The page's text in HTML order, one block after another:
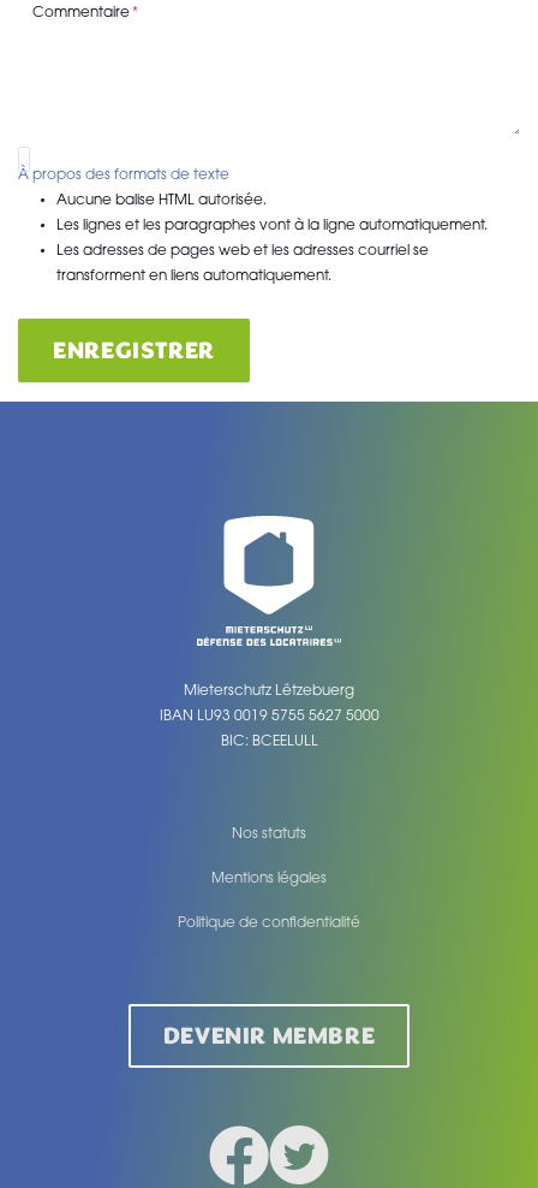
Commentaire
À propos des formats de texte
Aucune balise HTML autorisée.
Les lignes et les paragraphes vont à la ligne automatiquement.
Les adresses de pages web et les adresses courriel se
transforment en liens automatiquement.
ENREGISTRER
Mieterschutz Lëtzebuerg
IBAN LU93 0019 5755 5627 5000
BIC: BCEELULL
Nos statuts
Mentions légales
Politique de confidentialité
DEVENIR MEMBRE